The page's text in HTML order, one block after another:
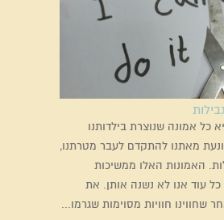
כל אמונה שנוצרת בילדותנו
מאתנו להתקדם לעבר מטרתנו,
האמונות האלו ממשיכות
כל עוד אנו לא נשנה אותן. את
שחווינו חוויות מסוימות שגרמו...